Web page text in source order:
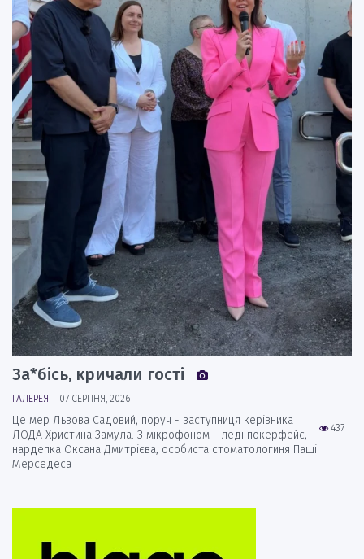
За*бісь, кричали гості
ГАЛЕРЕЯ 07 СЕРПНЯ, 2026
437
Це мер Львова Садовий, поруч - заступниця керівника
ЛОДА Христина Замула. З мікрофоном - леді покерфейс,
нардепка Оксана Дмитрієва, особиста стоматологиня Паші
Мерседеса